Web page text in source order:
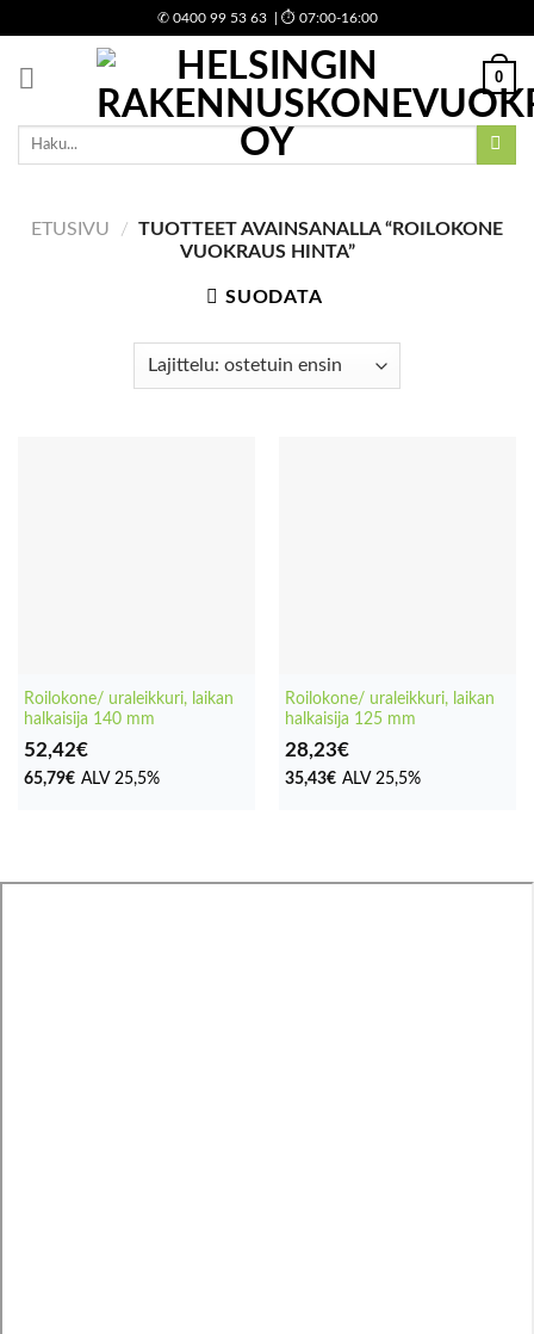
content
✆ 0400 99 53 63| ⏱ 07:00-16:00
0
Etsi:
ETUSIVU / TUOTTEET AVAINSANALLA “ROILOKONE
VUOKRAUS HINTA”
SUODATA
Roilokone/ uraleikkuri, laikan
halkaisija 140 mm
52,42€
65,79€ ALV 25,5%
Roilokone/ uraleikkuri, laikan
halkaisija 125 mm
28,23€
35,43€ ALV 25,5%